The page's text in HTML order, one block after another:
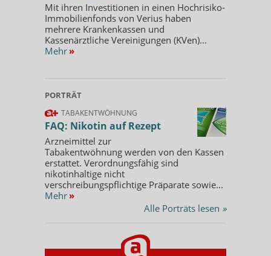
Mit ihren Investitionen in einen Hochrisiko-
Immobilienfonds von Verius haben
mehrere Krankenkassen und
Kassenärztliche Vereinigungen (KVen)...
Mehr »
PORTRÄT
TABAKENTWÖHNUNG
FAQ: Nikotin auf Rezept
Arzneimittel zur
Tabakentwöhnung werden von den Kassen
erstattet. Verordnungsfähig sind
nikotinhaltige nicht
verschreibungspflichtige Präparate sowie...
Mehr »
Alle Porträts lesen »